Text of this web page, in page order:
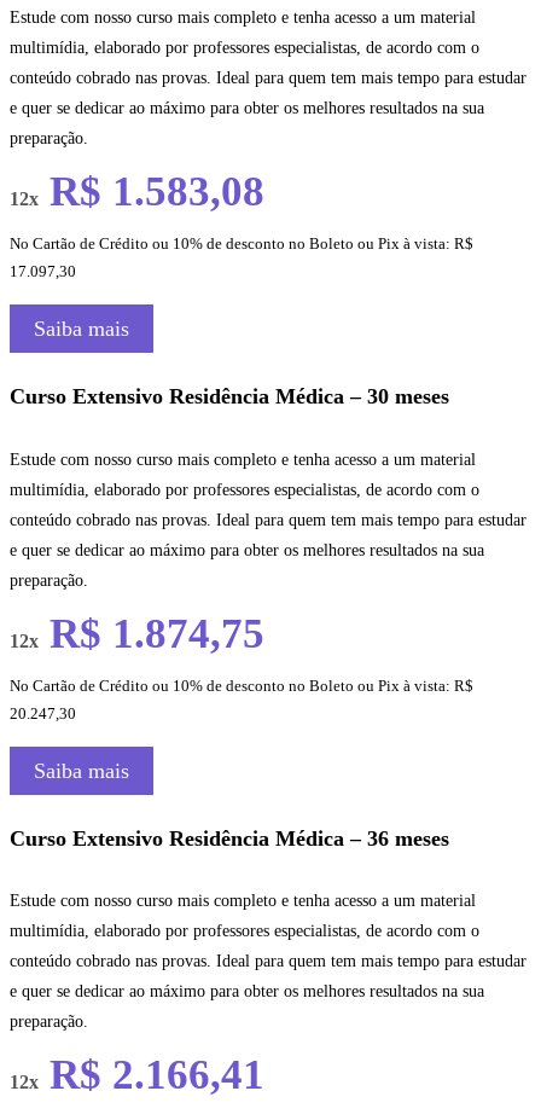
Estude com nosso curso mais completo e tenha acesso a um material
multimídia, elaborado por professores especialistas, de acordo com o
conteúdo cobrado nas provas. Ideal para quem tem mais tempo para estudar
e quer se dedicar ao máximo para obter os melhores resultados na sua
preparação.
12x R$ 1.583,08
No Cartão de Crédito ou 10% de desconto no Boleto ou Pix à vista: R$
17.097,30
Saiba mais
Curso Extensivo Residência Médica – 30 meses
Estude com nosso curso mais completo e tenha acesso a um material
multimídia, elaborado por professores especialistas, de acordo com o
conteúdo cobrado nas provas. Ideal para quem tem mais tempo para estudar
e quer se dedicar ao máximo para obter os melhores resultados na sua
preparação.
12x R$ 1.874,75
No Cartão de Crédito ou 10% de desconto no Boleto ou Pix à vista: R$
20.247,30
Saiba mais
Curso Extensivo Residência Médica – 36 meses
Estude com nosso curso mais completo e tenha acesso a um material
multimídia, elaborado por professores especialistas, de acordo com o
conteúdo cobrado nas provas. Ideal para quem tem mais tempo para estudar
e quer se dedicar ao máximo para obter os melhores resultados na sua
preparação.
12x R$ 2.166,41